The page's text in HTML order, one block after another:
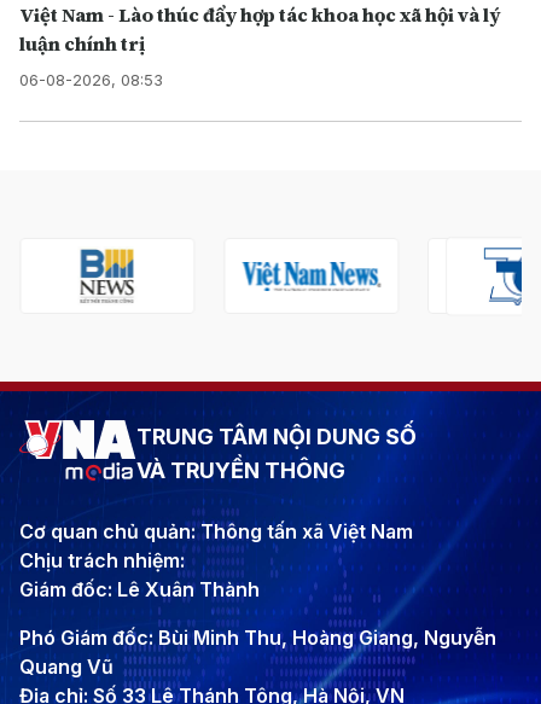
Việt Nam - Lào thúc đẩy hợp tác khoa học xã hội và lý
luận chính trị
06-08-2026, 08:53
TRUNG TÂM NỘI DUNG SỐ
VÀ TRUYỀN THÔNG
Cơ quan chủ quản: Thông tấn xã Việt Nam
Chịu trách nhiệm:
Giám đốc: Lê Xuân Thành
Phó Giám đốc: Bùi Minh Thu, Hoàng Giang, Nguyễn
Quang Vũ
Địa chỉ: Số 33 Lê Thánh Tông, Hà Nội, VN